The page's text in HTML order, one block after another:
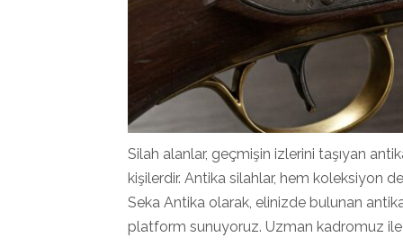
Silah alanlar, geçmişin izlerini taşıyan
kişilerdir. Antika silahlar, hem koleksiyon
Seka Antika olarak, elinizde bulunan
platform sunuyoruz. Uzman kadromuz